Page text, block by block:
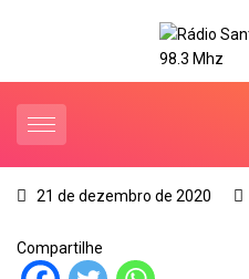
21 de dezembro de 2020
Compartilhe